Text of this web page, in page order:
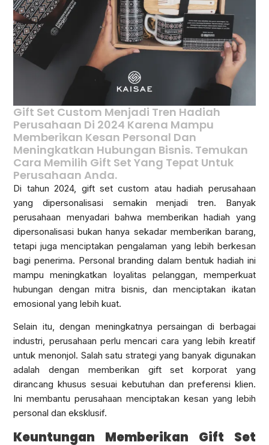
Gift Set Custom Menjadi Tren Hadiah
Perusahaan Di 2024 Karena Mampu
Memberikan Kesan Personal Dan
Meningkatkan Hubungan Bisnis. Temukan
Cara Memilih Gift Set Yang Tepat Untuk
Perusahaan Anda.
Di tahun 2024, gift set custom atau hadiah perusahaan
yang dipersonalisasi semakin menjadi tren. Banyak
perusahaan menyadari bahwa memberikan hadiah yang
dipersonalisasi bukan hanya sekadar memberikan barang,
tetapi juga menciptakan pengalaman yang lebih berkesan
bagi penerima. Personal branding dalam bentuk hadiah ini
mampu meningkatkan loyalitas pelanggan, memperkuat
hubungan dengan mitra bisnis, dan menciptakan ikatan
emosional yang lebih kuat.
Selain itu, dengan meningkatnya persaingan di berbagai
industri, perusahaan perlu mencari cara yang lebih kreatif
untuk menonjol. Salah satu strategi yang banyak digunakan
adalah dengan memberikan gift set korporat yang
dirancang khusus sesuai kebutuhan dan preferensi klien.
Ini membantu perusahaan menciptakan kesan yang lebih
personal dan eksklusif.
Keuntungan Memberikan Gift Set